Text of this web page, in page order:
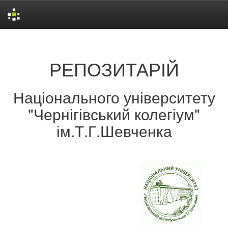
РЕПОЗИТАРІЙ
Національного університету
"Чернігівський колегіум"
ім.Т.Г.Шевченка